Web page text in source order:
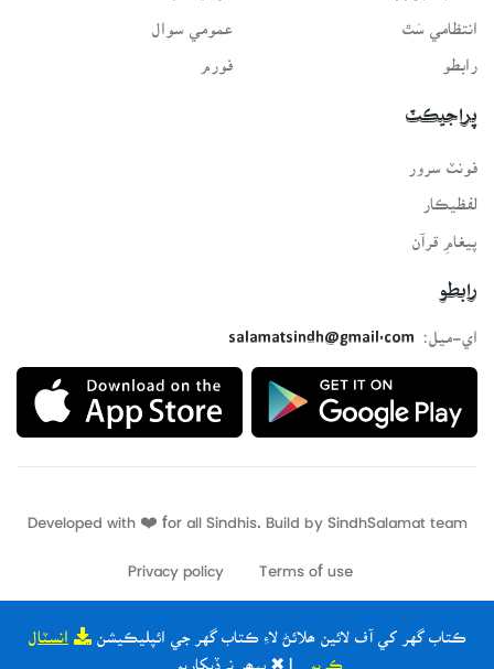
ڪتاب گهر کي آف لائين ھلائڻ لاءِ ڪتاب گهر جي ائپليڪيشن انسٽال
| ✖ ٻيھر نہ ڏيکاريو
انتظامي سَٿ
رابطو
عمومي سوال
فورم
پراجيڪٽ
لفظيڪار
پيغامِ قرآن
رابطو
اي-ميل:
salamatsindh@gmail.com
Developed with ❤️ for all Sindhis. Build by
Terms of use